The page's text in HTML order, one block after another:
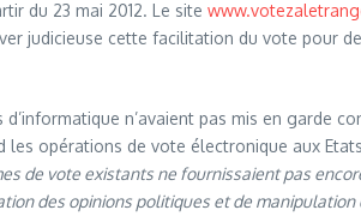
du 23 mai 2012. Le site
judicieuse cette facilitation du vote pour
n’avaient pas mis en garde
opérations de vote électronique aux
de vote existants ne fournissaient pas
des opinions politiques et de manipulation